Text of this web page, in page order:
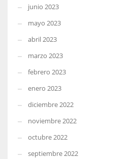
junio 2023
mayo 2023
abril 2023
marzo 2023
febrero 2023
enero 2023
diciembre 2022
noviembre 2022
octubre 2022
septiembre 2022